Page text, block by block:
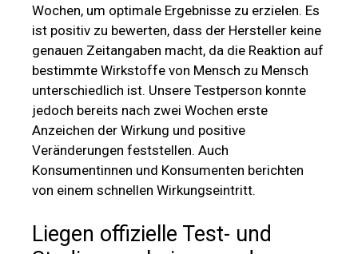
Wochen, um optimale Ergebnisse zu erzielen. Es
ist positiv zu bewerten, dass der Hersteller keine
genauen Zeitangaben macht, da die Reaktion auf
bestimmte Wirkstoffe von Mensch zu Mensch
unterschiedlich ist. Unsere Testperson konnte
jedoch bereits nach zwei Wochen erste
Anzeichen der Wirkung und positive
Veränderungen feststellen. Auch
Konsumentinnen und Konsumenten berichten
von einem schnellen Wirkungseintritt.
Liegen offizielle Test- und